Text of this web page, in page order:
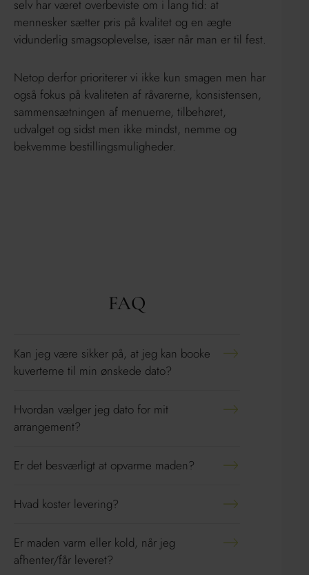
selv har været overbeviste om i lang tid: at
mennesker sætter pris på kvalitet og en ægte
vidunderlig smagsoplevelse, især når man er til fest.
Netop derfor prioriterer vi ikke kun smagen men har
også fokus på kvaliteten af råvarerne, konsistensen,
sammensætningen af menuerne, tilbehøret,
udvalget og sidst men ikke mindst, nemme og
bekvemme bestillingsmuligheder.
FAQ
Kan jeg være sikker på, at jeg kan booke
kuverterne til min ønskede dato?
Hvordan vælger jeg dato for mit
arrangement?
Er det besværligt at opvarme maden?
Hvad koster levering?
Er maden varm eller kold, når jeg
afhenter/får leveret?